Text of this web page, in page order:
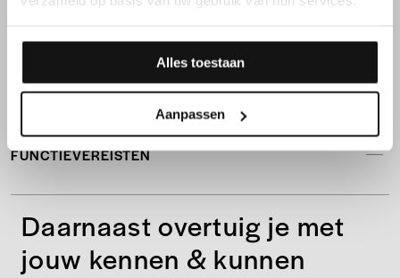
Alles toestaan
Aanpassen
FUNCTIEVEREISTEN
Daarnaast overtuig je met
jouw kennen & kunnen